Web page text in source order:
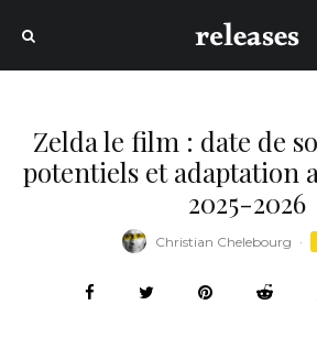
Zelda le film : date de
potentiels et adaptation
2025-2026
Christian Chelebourg ·